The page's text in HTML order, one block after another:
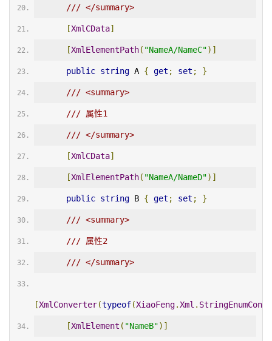
/// </summary>
[XmlCData]
[XmlElementPath( "NameA/NameC")]
public string A { get ; set ; }
/// <summary>
/// 属性1
/// </summary>
[XmlCData]
[XmlElementPath( "NameA/NameD")]
public string B { get ; set ; }
/// <summary>
/// 属性2
/// </summary>
[XmlConverter(typeof(XiaoFeng.Xml .
[XmlElement ( "NameB")]